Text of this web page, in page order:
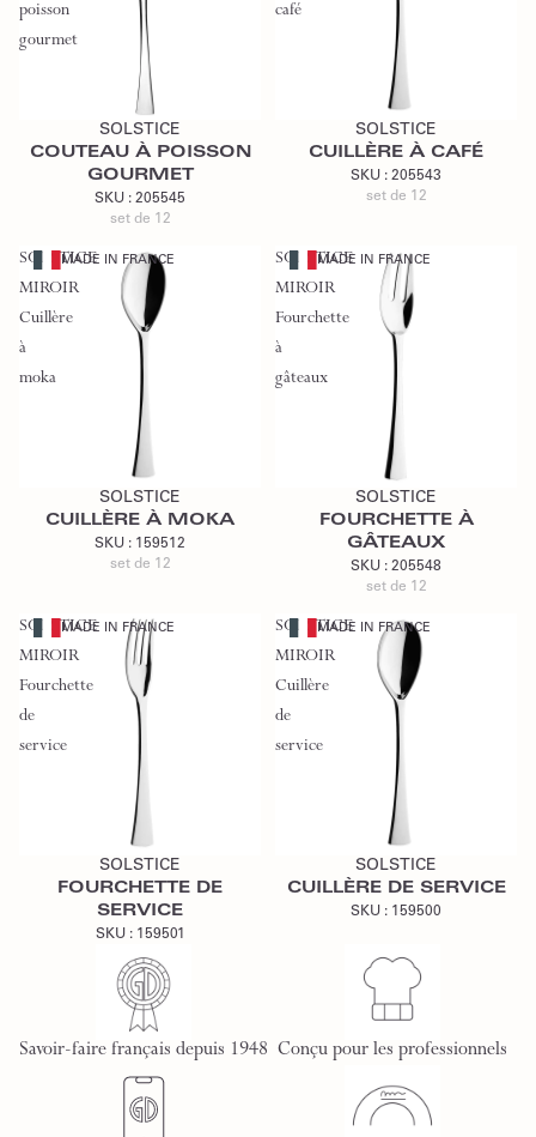
poisson
gourmet
Ajouter au devis
SOLSTICE
COUTEAU À POISSON
GOURMET
SKU : 205545
set de 12
café
Ajouter au devis
SOLSTICE
CUILLÈRE À CAFÉ
SKU : 205543
set de 12
SOLSTICE
MIROIR
Cuillère
à
moka
MADE IN FRANCE
Ajouter au devis
SOLSTICE
CUILLÈRE À MOKA
SKU : 159512
set de 12
SOLSTICE
MIROIR
Fourchette
à
gâteaux
MADE IN FRANCE
Ajouter au devis
SOLSTICE
FOURCHETTE À
GÂTEAUX
SKU : 205548
set de 12
SOLSTICE
MIROIR
Fourchette
de
service
MADE IN FRANCE
Ajouter au devis
SOLSTICE
FOURCHETTE DE
SERVICE
SKU : 159501
SOLSTICE
MIROIR
Cuillère
de
service
MADE IN FRANCE
Ajouter au devis
SOLSTICE
CUILLÈRE DE SERVICE
SKU : 159500
Savoir-faire français depuis 1948 Conçu pour les professionnels